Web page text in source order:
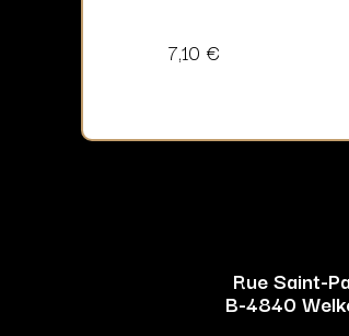
7,10 €
Rue Saint-
B-4840